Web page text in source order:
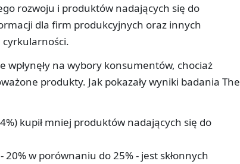
rozwoju i produktów nadających się do
dla firm produkcyjnych oraz innych
cyrkularności.
na wybory konsumentów, chociaż
produkty. Jak pokazały wyniki badania The
kupił mniej produktów nadających się do
w porównaniu do 25% - jest skłonnych